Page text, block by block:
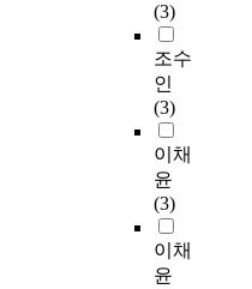
(3)
조수
인
(3)
이채
윤
(3)
이채
윤